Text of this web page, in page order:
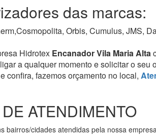
das marcas:
Orbis, Cumulus, JMS,
Hidrotex Encanador Vila Maria Alta
a qualquer momento e solicitar o
confira, fazemos orçamento no local,
ATENDIMENTO
bairros/cidades atendidas pela nossa